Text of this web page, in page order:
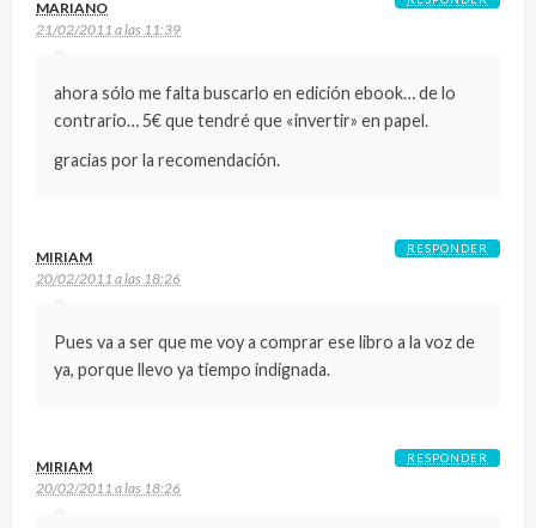
MARIANO
21/02/2011 a las 11:39
ahora sólo me falta buscarlo en edición ebook… de lo
contrario… 5€ que tendré que «invertir» en papel.
gracias por la recomendación.
MIRIAM
20/02/2011 a las 18:26
Pues va a ser que me voy a comprar ese libro a la voz de
ya, porque llevo ya tiempo indignada.
RESPONDER
MIRIAM
20/02/2011 a las 18:26
RESPONDER